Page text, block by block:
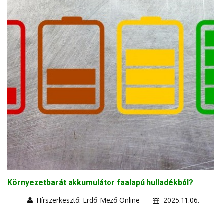
Környezetbarát akkumulátor faalapú hulladékból?
Hírszerkesztő: Erdő-Mező Online
2025.11.06.